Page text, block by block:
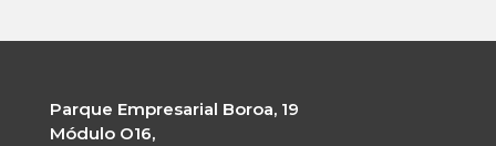
Parque Empresarial Boroa, 19
Módulo O16,